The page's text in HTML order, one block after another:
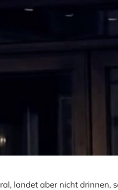
landet aber nicht drinnen,